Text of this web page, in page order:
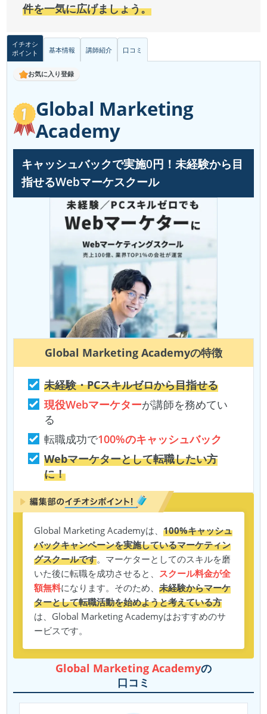
件を一気に広げましょう。
イチオシ
ポイント
基本情報 講師紹介 口コミ
お気に入り登録
Global Marketing
Academy
キャッシュバックで実施0円！未経験から目
指せるWebマーケスクール
Global Marketing Academyの特徴
未経験・PCスキルゼロから目指せる
現役Webマーケターが講師を務めてい
る
転職成功で100%のキャッシュバック
Webマーケターとして転職したい方
に！
Global Marketing Academyは、100%キャッシュ
バックキャンペーンを実施しているマーケティン
グスクールです。マーケターとしてのスキルを磨
いた後に転職を成功させると、 スクール料金が全
額無料になります。そのため、未経験からマーケ
ターとして転職活動を始めようと考えている方
は、Global Marketing Academyはおすすめのサ
ービスです。
Global Marketing Academyの
口コミ